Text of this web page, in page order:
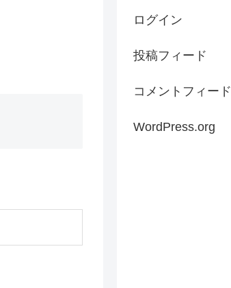
ログイン
投稿フィード
コメントフィード
WordPress.org